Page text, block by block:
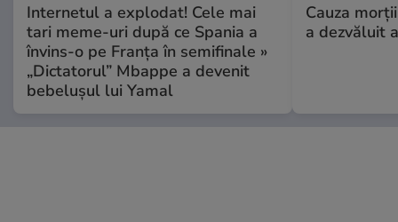
Internetul a explodat! Cele mai
tari meme-uri după ce Spania a
învins-o pe Franța în semifinale »
„Dictatorul” Mbappe a devenit
bebelușul lui Yamal
Cauza
a dezvăluit